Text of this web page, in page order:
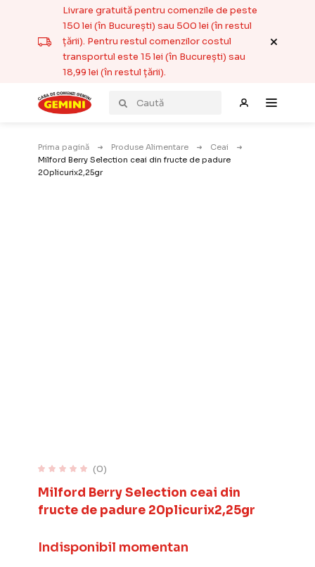
Livrare gratuită pentru comenzile de peste
150 lei (în București) sau 500 lei (în restul
țării). Pentru restul comenzilor costul
transportul este 15 lei (în București) sau
18,99 lei (în restul țării).
Prima pagină Produse Alimentare
Ceai
Milford Berry Selection ceai din fructe de padure
20plicurix2,25gr
(0)
Milford Berry Selection ceai din
fructe de padure 20plicurix2,25gr
Indisponibil momentan